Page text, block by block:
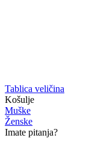
Tablica veličina
Košulje
Muške
Ženske
Imate pitanja?